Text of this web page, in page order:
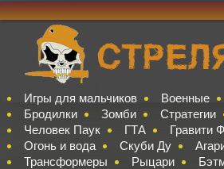
Игры для мальчиков Военные
Бродилки
Зомби Стратегии
Человек Паук
ГТА Гравити
Огонь и вода
Скуби Ду
Трансформеры
Рыцари